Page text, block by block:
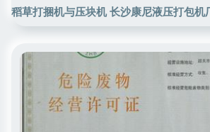
稻草打捆机与压块机 长沙康尼液压打包